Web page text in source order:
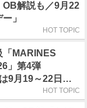
解説も／9月22
」
HOT TOPIC
「MARINES
」第4弾
9月19～22日／
HOT TOPIC